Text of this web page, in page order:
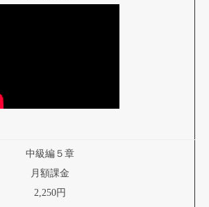
中級編５章
月額課金
2,250円